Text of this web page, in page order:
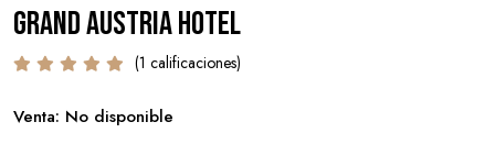
Grand Austria Hotel
(1 calificaciones)
Venta: No disponible